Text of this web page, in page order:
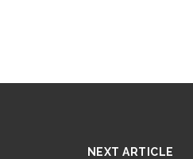
NEXT ARTICLE